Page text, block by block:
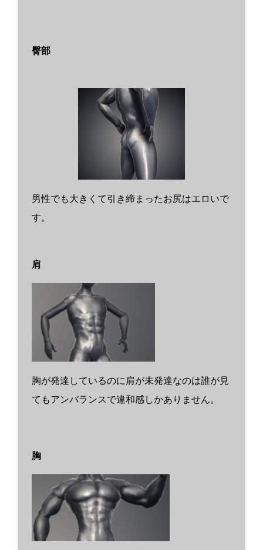
臀部
男性でも大きくて引き締まったお尻はエロいで
す。
肩
胸が発達しているのに肩が未発達なのは誰が見
てもアンバランスで違和感しかありません。
胸